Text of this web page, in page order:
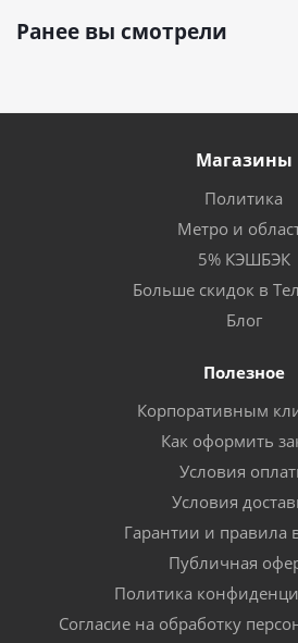
Ранее вы смотрели
Магазины
Политика
Метро и
5% КЭШБЭК
Больше скидок в
Блог
Полезное
Корпоративным
Как оформить
Условия
Условия
Гарантии и правила
Публичная
Политика
Согласие на обработку